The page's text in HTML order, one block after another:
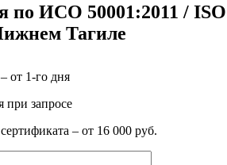
по ИСО 50001:2011 / ISO
Тагиле
от 1-го дня
при запросе
– от 16 000 руб.